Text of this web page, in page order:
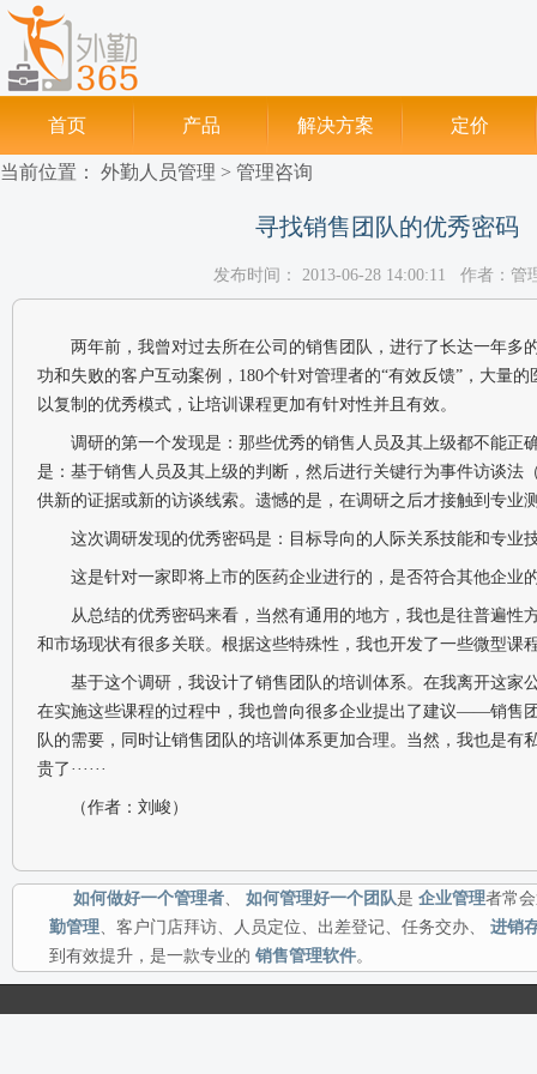
首页 产品 解决方案 定价
经销商产品定价 帮助中心
当前位置： 外勤人员管理 > 管理咨询
寻找销售团队的优秀密码
发布时间： 2013-06-28 14:00:11 作者：管
两年前，我曾对过去所在公司的销售团队，进行了长达一年多
功和失败的客户互动案例，180个针对管理者的“有效反馈”，大量
以复制的优秀模式，让培训课程更加有针对性并且有效。
调研的第一个发现是：那些优秀的销售人员及其上级都不能
是：基于销售人员及其上级的判断，然后进行关键行为事件访谈
供新的证据或新的访谈线索。遗憾的是，在调研之后才接触到专
这次调研发现的优秀密码是：目标导向的人际关系技能和专
这是针对一家即将上市的医药企业进行的，是否符合其他企业
从总结的优秀密码来看，当然有通用的地方，我也是往普遍
和市场现状有很多关联。根据这些特殊性，我也开发了一些微型课
基于这个调研，我设计了销售团队的培训体系。在我离开这
在实施这些课程的过程中，我也曾向很多企业提出了建议——销售
队的需要，同时让销售团队的培训体系更加合理。当然，我也是
贵了······
（作者：刘峻）
如何做好一个管理者、 如何管理好一个团队是 企业管理者常
勤管理、客户门店拜访、人员定位、出差登记、任务交办、 进销
到有效提升，是一款专业的 销售管理软件。